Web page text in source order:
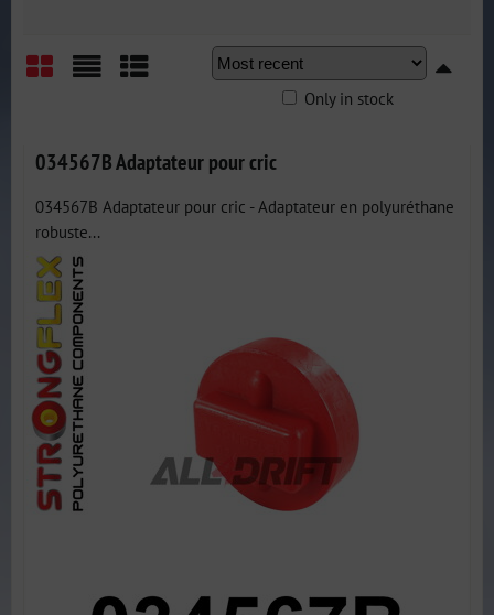
Only in stock
034567B Adaptateur pour cric
034567B Adaptateur pour cric - Adaptateur en polyuréthane
robuste...